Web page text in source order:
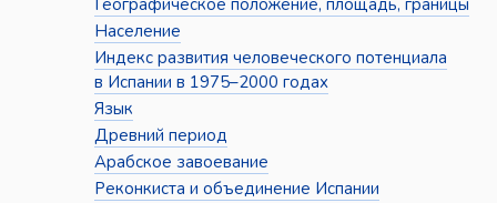
Географическое положение, площадь, границы
Население
Индекс развития человеческого потенциала
в Испании в 1975–2000 годах
Язык
Древний период
Арабское завоевание
Реконкиста и объединение Испании